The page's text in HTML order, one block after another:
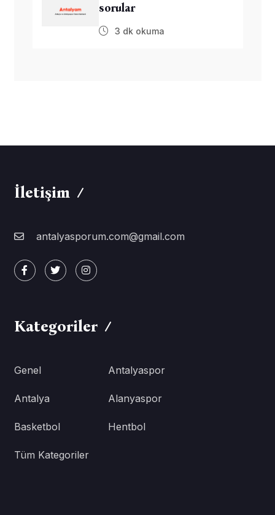
sorular
3 dk okuma
İletişim
antalyasporum.com@gmail.com
Kategoriler
Genel Antalyaspor
Antalya Alanyaspor
Basketbol Hentbol
Tüm Kategoriler